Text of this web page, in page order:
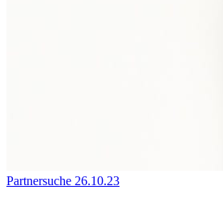
Partnersuche 26.10.23